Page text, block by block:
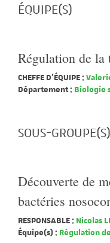
ÉQUIPE(S)
Régulation de
CHEFFE D'ÉQUIPE :
Département : Biologie
SOUS-GROUPE(S)
Découverte de
bactéries
RESPONSABLE : Nicolas
Équipe(s) : Régulation